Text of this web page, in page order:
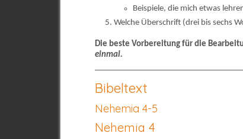
Beispiele, die mich etwas
Welche Überschrift (drei bis sechs
Die beste Vorbereitung für die
einmal.
Bibeltext
Nehemia 4-5
Nehemia 4